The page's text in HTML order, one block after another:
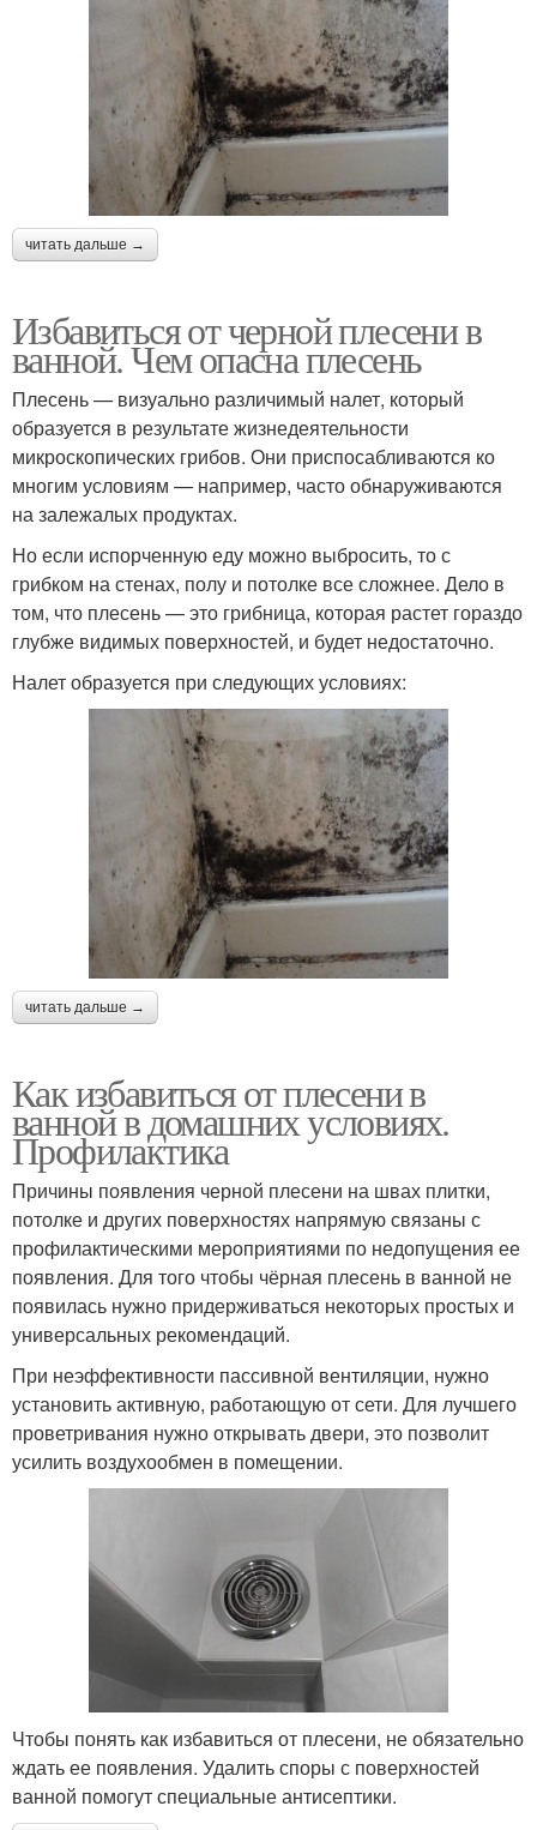
читать дальше →
Избавиться от черной плесени в
ванной. Чем опасна плесень
Плесень — визуально различимый налет, который
образуется в результате жизнедеятельности
микроскопических грибов. Они приспосабливаются ко
многим условиям — например, часто обнаруживаются
на залежалых продуктах.
Но если испорченную еду можно выбросить, то с
грибком на стенах, полу и потолке все сложнее. Дело в
том, что плесень — это грибница, которая растет гораздо
глубже видимых поверхностей, и будет недостаточно.
Налет образуется при следующих условиях:
читать дальше →
Как избавиться от плесени в
ванной в домашних условиях.
Профилактика
Причины появления черной плесени на швах плитки,
потолке и других поверхностях напрямую связаны с
профилактическими мероприятиями по недопущения ее
появления. Для того чтобы чёрная плесень в ванной не
появилась нужно придерживаться некоторых простых и
универсальных рекомендаций.
При неэффективности пассивной вентиляции, нужно
установить активную, работающую от сети. Для лучшего
проветривания нужно открывать двери, это позволит
усилить воздухообмен в помещении.
Чтобы понять как избавиться от плесени, не обязательно
ждать ее появления. Удалить споры с поверхностей
ванной помогут специальные антисептики.